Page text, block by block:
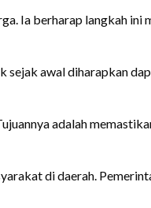
Ia berharap langkah ini
awal diharapkan
adalah
di daerah.